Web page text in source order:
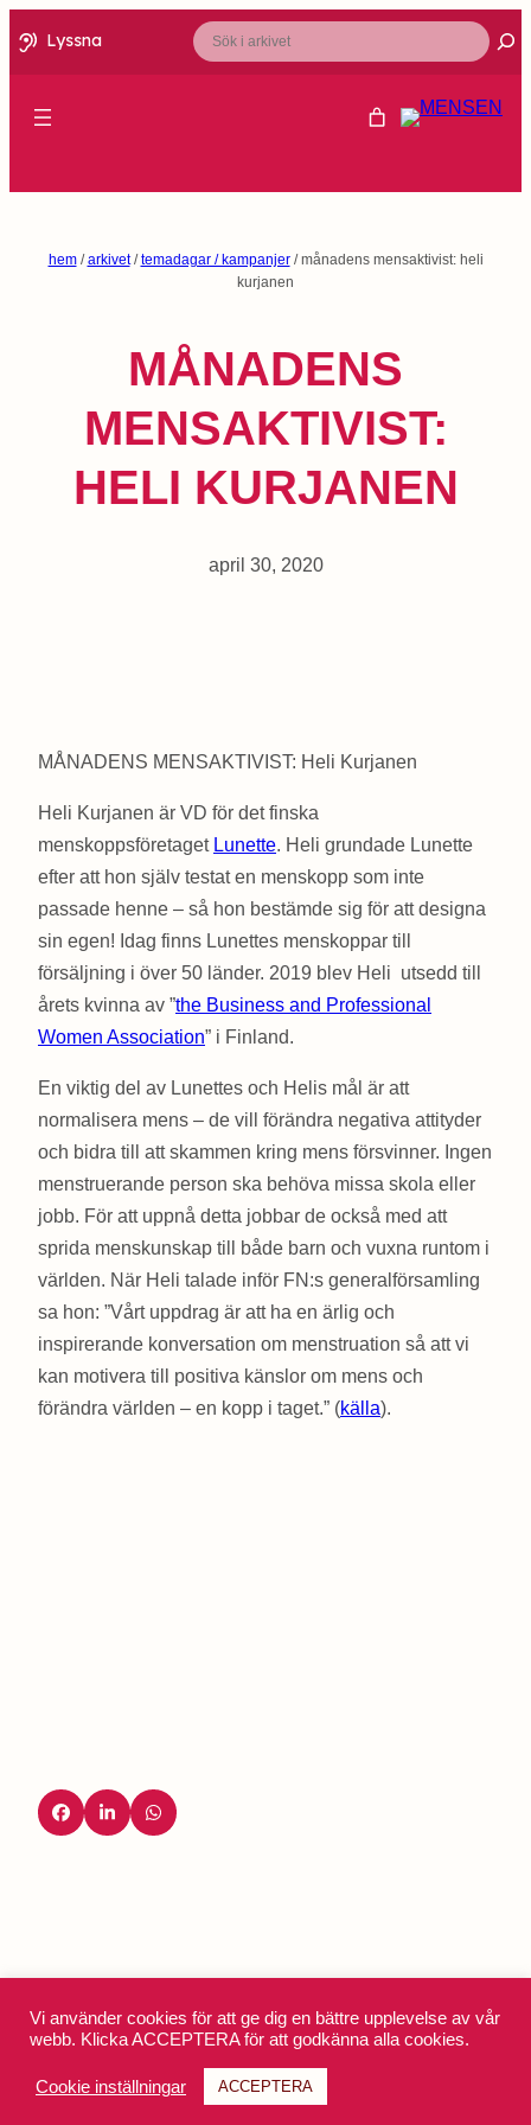
Lyssna
Sök
hem/arkivet/temadagar / kampanjer/ månadens mensaktivist: heli
kurjanen
MÅNADENS
MENSAKTIVIST:
HELI KURJANEN
april 30, 2020
MÅNADENS MENSAKTIVIST: Heli Kurjanen
Heli Kurjanen är VD för det finska
menskoppsföretaget Lunette. Heli grundade Lunette
efter att hon själv testat en menskopp som inte
passade henne – så hon bestämde sig för att designa
sin egen! Idag finns Lunettes menskoppar till
försäljning i över 50 länder. 2019 blev Heli utsedd till
årets kvinna av ”the Business and Professional
Women Association” i Finland.
En viktig del av Lunettes och Helis mål är att
normalisera mens – de vill förändra negativa attityder
och bidra till att skammen kring mens försvinner. Ingen
menstruerande person ska behöva missa skola eller
jobb. För att uppnå detta jobbar de också med att
sprida menskunskap till både barn och vuxna runtom i
världen. När Heli talade inför FN:s generalförsamling
sa hon: ”Vårt uppdrag är att ha en ärlig och
inspirerande konversation om menstruation så att vi
kan motivera till positiva känslor om mens och
förändra världen – en kopp i taget.” (källa).
Facebook
Instagram
LinkedIn
YouTube
Vi använder cookies för att ge dig en bättre upplevelse av vår
webb. Klicka ACCEPTERA för att godkänna alla cookies.
Cookie inställningar ACCEPTERA